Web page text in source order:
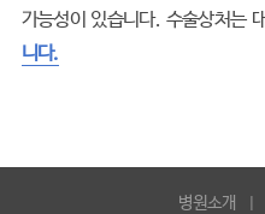
가능성이 있습니다. 수술상처는
니다.
병원소개